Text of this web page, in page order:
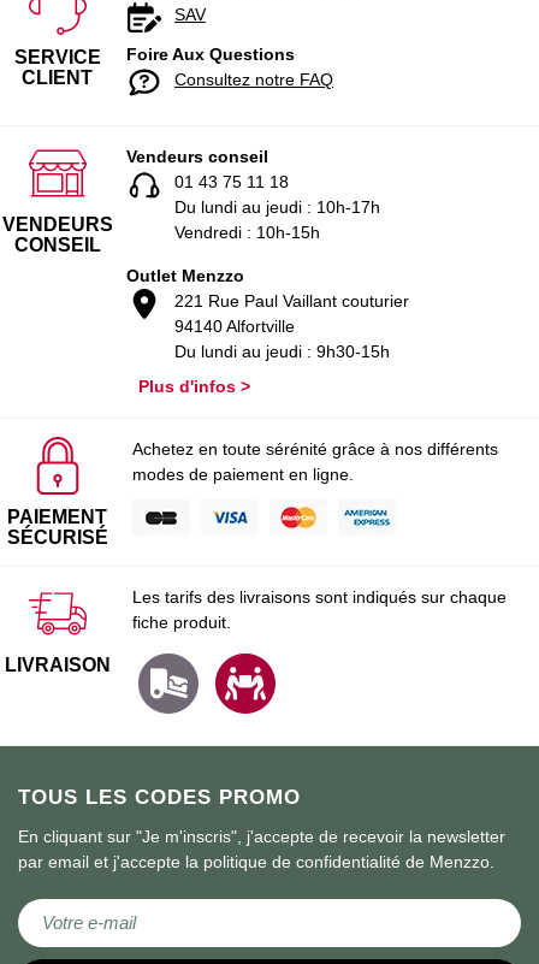
TOUS LES CODES PROMO
En cliquant sur "Je m'inscris", j'accepte de recevoir la newsletter
par email et j'accepte la politique de confidentialité de Menzzo.
Inscription à notre lettre d’information :
SERVICE
CLIENT
SAV
Foire Aux Questions
Consultez notre FAQ
VENDEURS
CONSEIL
Vendeurs conseil
01 43 75 11 18
Du lundi au jeudi : 10h-17h
Vendredi : 10h-15h
Outlet Menzzo
221 Rue Paul Vaillant couturier
94140 Alfortville
Du lundi au jeudi : 9h30-15h
Plus d'infos >
PAIEMENT
SÉCURISÉ
Achetez en toute sérénité grâce à nos différents
modes de paiement en ligne.
LIVRAISON
Les tarifs des livraisons sont indiqués sur chaque
fiche produit.